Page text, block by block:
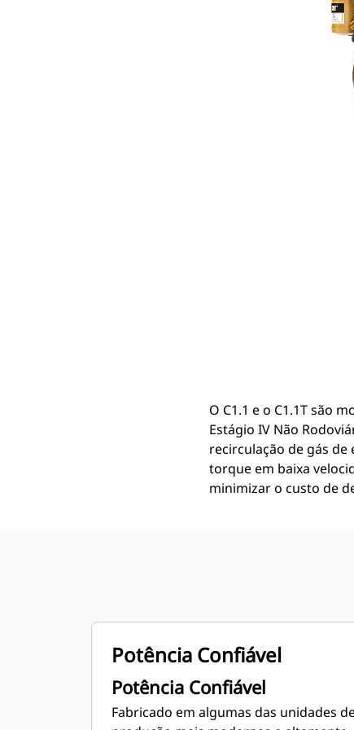
O C1.1 e o C1.1T são
Estágio IV Não
recirculação de gás
torque em baixa
minimizar o custo de
Potência Confiável
Potência Confiável
Fabricado em algumas das unidades